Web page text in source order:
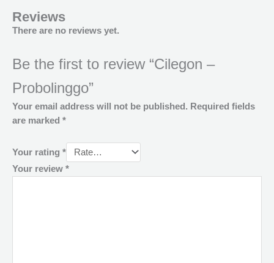
Reviews
There are no reviews yet.
Be the first to review “Cilegon –
Probolinggo”
Your email address will not be published. Required fields
are marked *
Your rating *
Your review *